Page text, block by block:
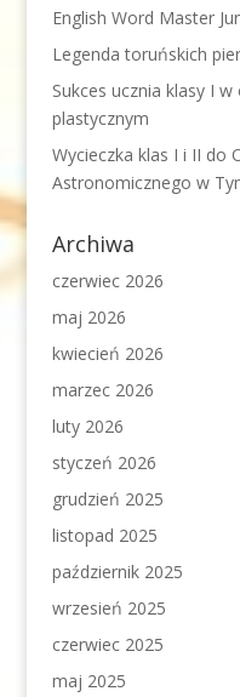
English Word Master
Legenda toruńskich
Sukces ucznia klasy I
plastycznym
Wycieczka klas I i II do
Astronomicznego w
Archiwa
czerwiec 2026
maj 2026
kwiecień 2026
marzec 2026
luty 2026
styczeń 2026
grudzień 2025
listopad 2025
październik 2025
wrzesień 2025
czerwiec 2025
maj 2025